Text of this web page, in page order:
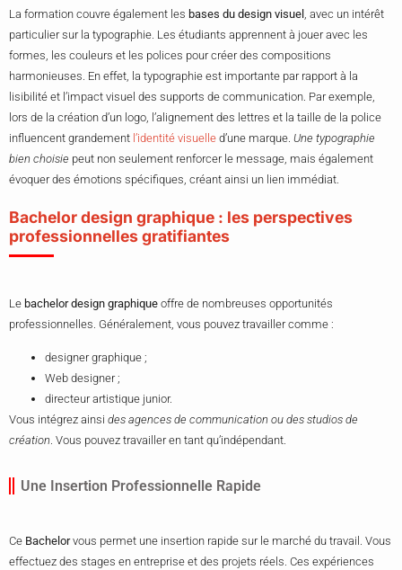
La formation couvre également les bases du design visuel , avec un intérêt
particulier sur la typographie. Les étudiants apprennent à jouer avec les
formes, les couleurs et les polices pour créer des compositions
harmonieuses. En effet, la typographie est importante par rapport à la
lisibilité et l’impact visuel des supports de communication. Par exemple,
lors de la création d’un logo, l’alignement des lettres et la taille de la police
influencent grandement l’identité visuelle d’une marque. Une typographie
bien choisie peut non seulement renforcer le message, mais également
évoquer des émotions spécifiques, créant ainsi un lien immédiat.
Bachelor design graphique : les perspectives
professionnelles gratifiantes
Le bachelor design graphique offre de nombreuses opportunités
professionnelles. Généralement, vous pouvez travailler comme :
designer graphique ;
Web designer ;
directeur artistique junior.
Vous intégrez ainsi des agences de communication ou des studios de
création. Vous pouvez travailler en tant qu’indépendant.
Une Insertion Professionnelle Rapide
Ce Bachelorvous permet une insertion rapide sur le marché du travail. Vous
effectuez des stages en entreprise et des projets réels. Ces expériences